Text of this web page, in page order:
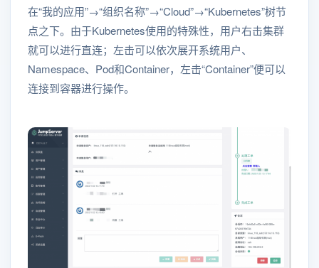
在“我的应用”→“组织名称”→“Cloud”→“Kubernetes”树节
点之下。由于Kubernetes使用的特殊性，用户右击集群
就可以进行直连；左击可以依次展开系统用户、
Namespace、Pod和Container，左击“Container”便可以
连接到容器进行操作。